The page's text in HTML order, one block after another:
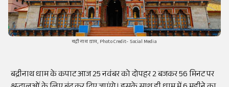
बद्रीनाथ धाम, Photo Credit- Social Media
बद्रीनाथ धाम के कपाट आज 25 नवंबर को दोपहर 2 बजकर 56 मिनट पर